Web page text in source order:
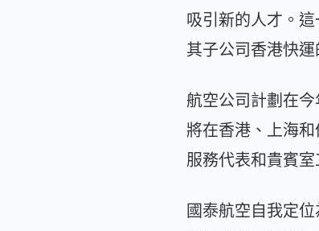
吸引新的人才。
其子公司香港快
航空公司計劃在今
將在香港、上海
服務代表和貴賓室
國泰航空自我定